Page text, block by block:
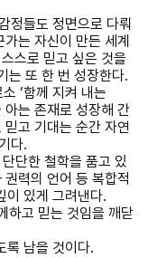
정들도 정면으로 다뤄
는 자신이 만든 세계
스로 믿고 싶은 것을
는 또 한 번 성장한다.
소‘함께 지켜 내는
는 존재로 성장해 간
고 기대는 순간 자연
다.
단단한 철학을 품고 있
권력의 언어 등 복합적
이 있게 그려낸다.
하고 믿는 것임을 깨닫
록 남을 것이다.